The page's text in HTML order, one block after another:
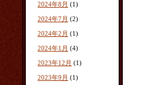
2024年8月 (1)
2024年7月 (2)
2024年2月 (1)
2024年1月 (4)
2023年12月 (1)
2023年9月 (1)